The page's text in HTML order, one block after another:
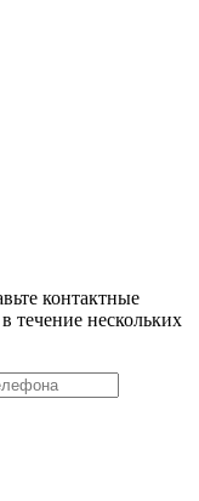
контактные
течение нескольких